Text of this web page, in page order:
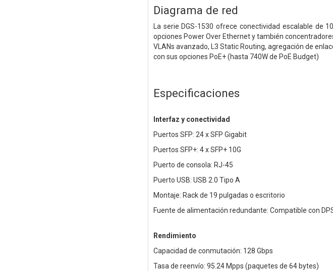
Diagrama de red
La serie DGS-1530 ofrece conectividad escalable de
opciones Power Over Ethernet y también
VLANs avanzado, L3 Static Routing, agregación de
con sus opciones PoE+ (hasta 740W de PoE Budget)
Especificaciones
Interfaz y conectividad
Puertos SFP: 24 x SFP Gigabit
Puertos SFP+: 4 x SFP+ 10G
Puerto de consola: RJ-45
Puerto USB: USB 2.0 Tipo A
Montaje: Rack de 19 pulgadas o escritorio
Fuente de alimentación redundante: Compatible con
Rendimiento
Capacidad de conmutación: 128 Gbps
Tasa de reenvío: 95.24 Mpps (paquetes de 64 bytes)